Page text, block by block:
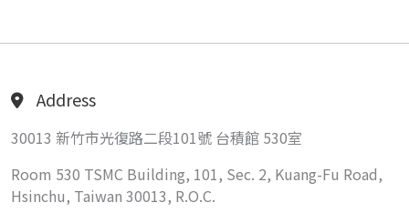
Address
30013 新竹市光復路二段101號 台積館 530室
Room 530 TSMC Building, 101, Sec. 2, Kuang-Fu Road,
Hsinchu, Taiwan 30013, R.O.C.